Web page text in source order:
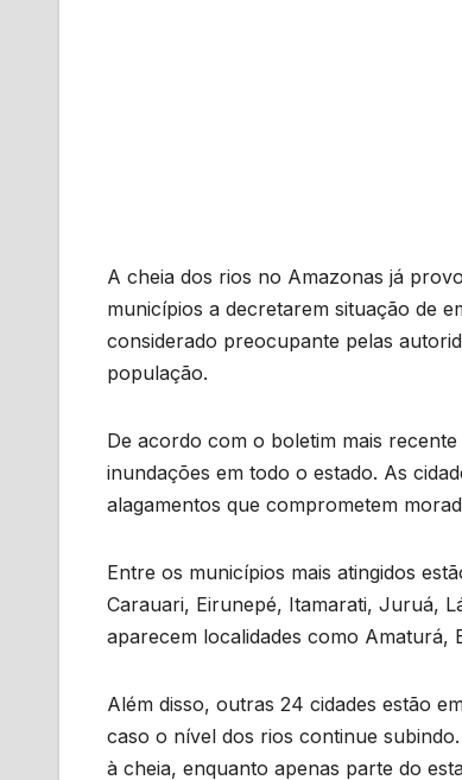
A cheia dos rios no Amazonas já
municípios a decretarem situação de
considerado preocupante pelas
população.
De acordo com o boletim mais
inundações em todo o estado. As
alagamentos que comprometem
Entre os municípios mais atingidos
Carauari, Eirunepé, Itamarati, Juruá,
aparecem localidades como Amaturá,
Além disso, outras 24 cidades estão
caso o nível dos rios continue
à cheia, enquanto apenas parte do